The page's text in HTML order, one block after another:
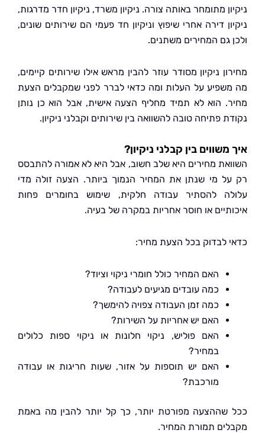
מתומחר באותה צורה. ניקיון משרד, ניקיון חדר מדרגות,
דירה אחרי שיפוץ וניקיון חד פעמי הם שירותים שונים,
גם המחירים משתנים.
ניקיון מסודר עוזר להבין מראש אילו שירותים קיימים,
על העלות ומה כדאי לברר לפני שמקבלים הצעת
הוא לא תמיד מחליף הצעה אישית, אבל הוא כן נותן
פתיחה טובה להשוואה בין שירותים וקבלני ניקיון.
בין קבלני ניקיון?
מחירים היא שלב חשוב, אבל היא לא אמורה להתבסס
מי שנתן את המחיר הנמוך ביותר. הצעה זולה מדי
להסתיר עבודה חלקית, שימוש בחומרים פחות
או חוסר אחריות במקרה של בעיה.
לבדוק בכל הצעת מחיר:
האם המחיר כולל חומרי ניקוי וציוד?
כמה עובדים מגיעים לעבודה?
כמה זמן העבודה צפויה להימשך?
האם יש אחריות על השירות?
האם פוליש, ניקוי חלונות או ניקוי ספות כלולים
האם יש תוספות על אזור, שעות חריגות או עבודה
מורכבת?
מפורטת יותר, כך קל יותר להבין מה באמת
תמורת המחיר.